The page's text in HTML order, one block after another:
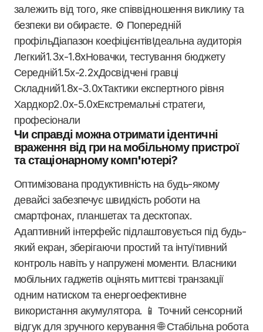
залежить від того, яке співвідношення виклику та
безпеки ви обираєте. ⚙️ Попередній
профільДіапазон коефіцієнтівІдеальна аудиторія
Легкий1.3x-1.8xНовачки, тестування бюджету
Середній1.5x-2.2xДосвідчені гравці
Складний1.8x-3.0xТактики експертного рівня
Хардкор2.0x-5.0xЕкстремальні стратеги,
професіонали
Чи справді можна отримати ідентичні
враження від гри на мобільному пристрої
та стаціонарному комп'ютері?
Оптимізована продуктивність на будь-якому
девайсі забезпечує швидкість роботи на
смартфонах, планшетах та десктопах.
Адаптивний інтерфейс підлаштовується під будь-
який екран, зберігаючи простий та інтуїтивний
контроль навіть у напружені моменти. Власники
мобільних гаджетів оцінять миттєві транзакції
одним натиском та енергоефективне
використання акумулятора. 📱 Точний сенсорний
відгук для зручного керування 🌐 Стабільна робота